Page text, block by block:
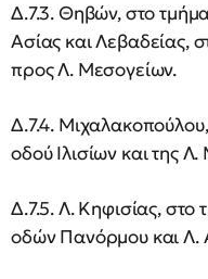
Δ.7.3. Θηβών, στο
Ασίας και Λεβαδείας,
προς Λ. Μεσογείων.
Δ.7.4.
οδού Ιλισίων και της
Δ.7.5. Λ. Κηφισίας, στο
οδών Πανόρμου και Λ.